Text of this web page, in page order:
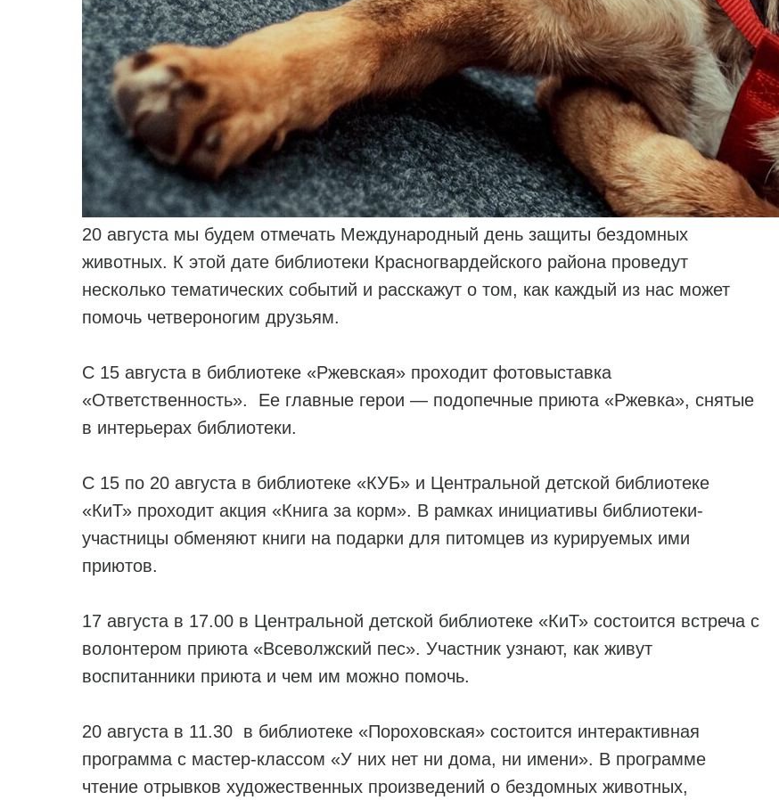
20 августа мы будем отмечать Международный день защиты бездомных
животных. К этой дате библиотеки Красногвардейского района проведут
несколько тематических событий и расскажут о том, как каждый из нас может
помочь четвероногим друзьям.
С 15 августа в библиотеке «Ржевская» проходит фотовыставка
«Ответственность». Ее главные герои — подопечные приюта «Ржевка», снятые
в интерьерах библиотеки.
С 15 по 20 августа в библиотеке «КУБ» и Центральной детской библиотеке
«КиТ» проходит акция «Книга за корм». В рамках инициативы библиотеки-
участницы обменяют книги на подарки для питомцев из курируемых ими
приютов.
17 августа в 17.00 в Центральной детской библиотеке «КиТ» состоится встреча с
волонтером приюта «Всеволжский пес». Участник узнают, как живут
воспитанники приюта и чем им можно помочь.
20 августа в 11.30 в библиотеке «Пороховская» состоится интерактивная
программа с мастер-классом «У них нет ни дома, ни имени». В программе
чтение отрывков художественных произведений о бездомных животных,